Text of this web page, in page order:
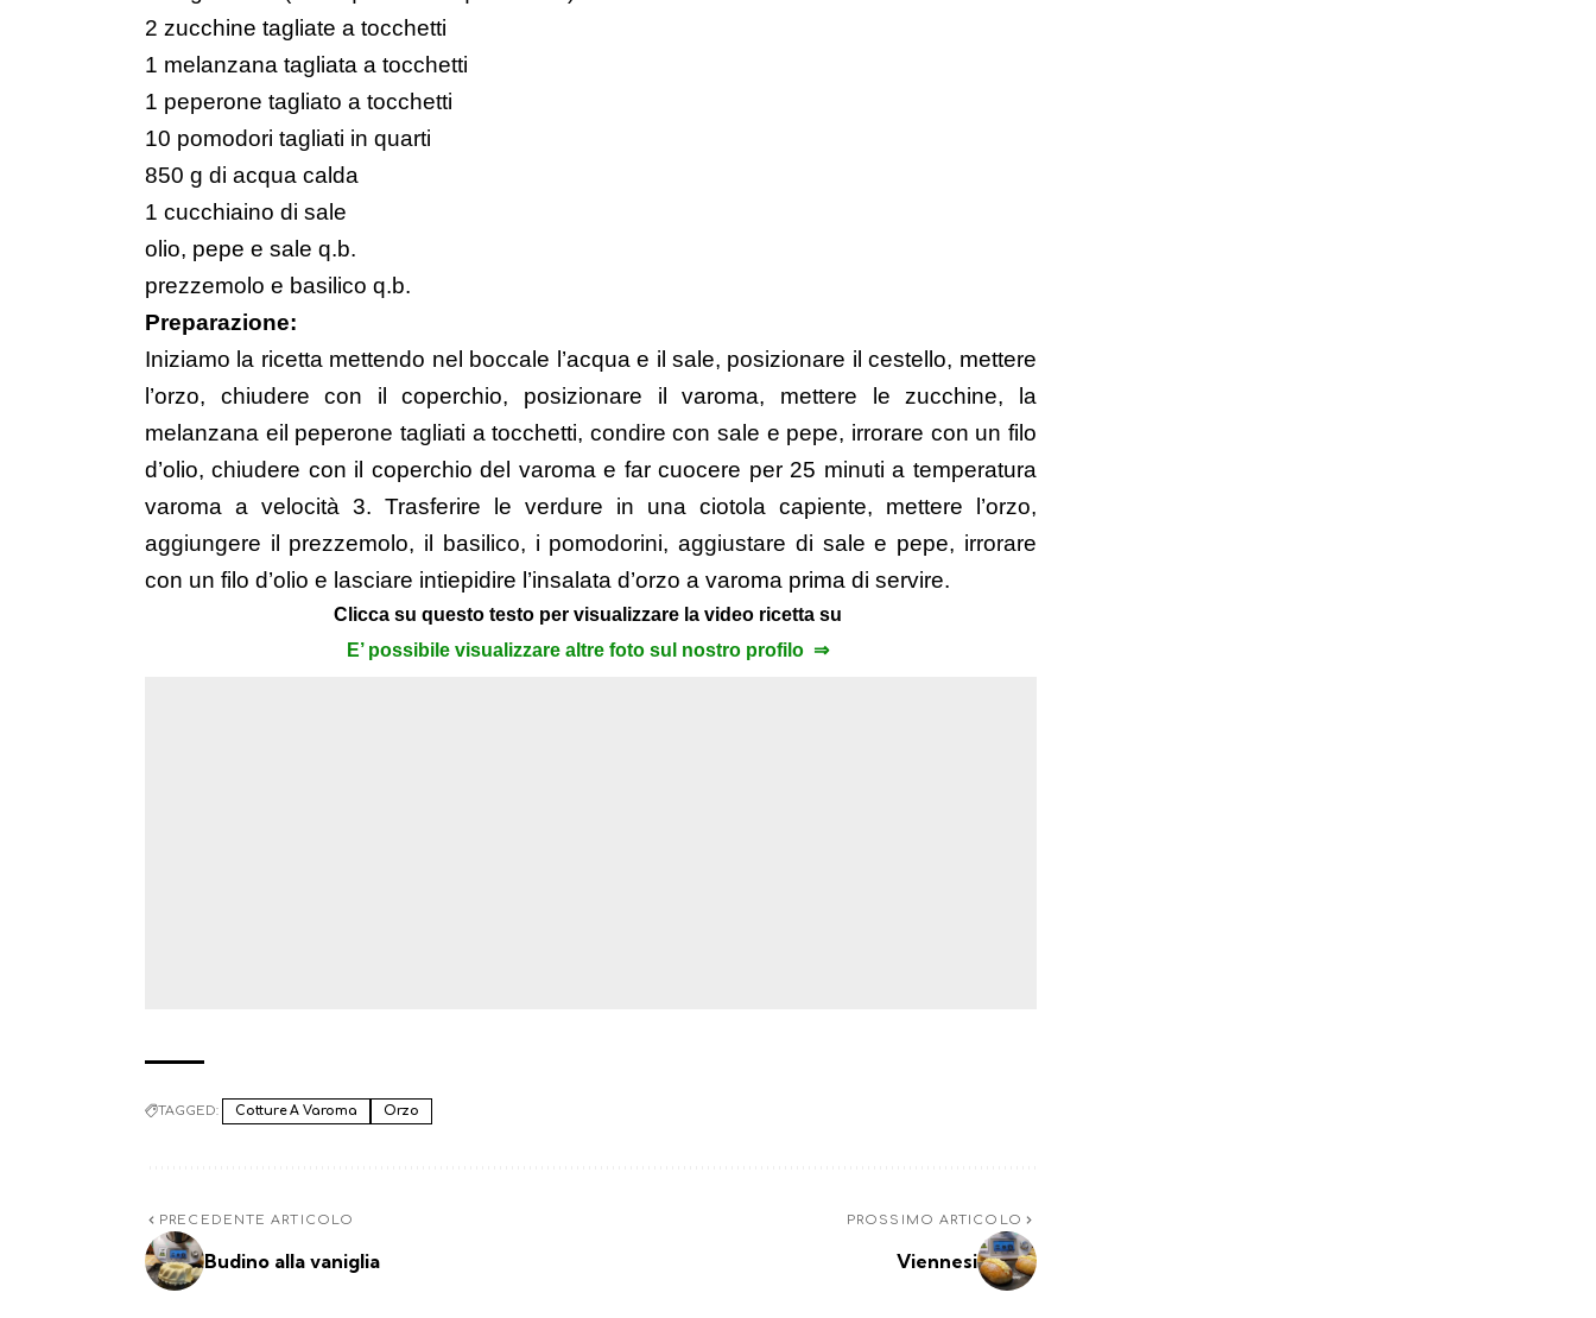
2 zucchine tagliate a tocchetti
1 melanzana tagliata a tocchetti
1 peperone tagliato a tocchetti
10 pomodori tagliati in quarti
850 g di acqua calda
1 cucchiaino di sale
olio, pepe e sale q.b.
prezzemolo e basilico q.b.
Preparazione:
Iniziamo la ricetta mettendo nel boccale l’acqua e il sale, posizionare il cestello, mettere
l’orzo, chiudere con il coperchio, posizionare il varoma, mettere le zucchine, la
melanzana eil peperone tagliati a tocchetti, condire con sale e pepe, irrorare con un filo
d’olio, chiudere con il coperchio del varoma e far cuocere per 25 minuti a temperatura
varoma a velocità 3. Trasferire le verdure in una ciotola capiente, mettere l’orzo,
aggiungere il prezzemolo, il basilico, i pomodorini, aggiustare di sale e pepe, irrorare
con un filo d’olio e lasciare intiepidire l’insalata d’orzo a varoma prima di servire.
Clicca su questo testo per visualizzare la video ricetta su
E’ possibile visualizzare altre foto sul nostro profilo ⇒
TAGGED: Cotture A Varoma Orzo
PRECEDENTE ARTICOLO
Budino alla vaniglia
PROSSIMO ARTICOLO
Viennesi